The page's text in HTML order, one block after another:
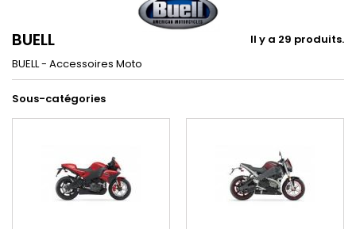
BUELL
Il y a 29 produits.
BUELL - Accessoires Moto
Sous-catégories